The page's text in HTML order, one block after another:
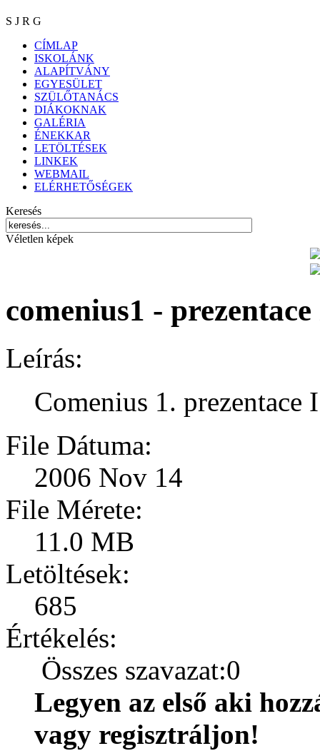
S J R G
CÍMLAP
ISKOLÁNK
ALAPÍTVÁNY
EGYESÜLET
SZÜLŐTANÁCS
DIÁKOKNAK
GALÉRIA
ÉNEKKAR
LETÖLTÉSEK
LINKEK
WEBMAIL
ELÉRHETŐSÉGEK
Keresés
Véletlen képek
comenius1 -
Leírás:
Comenius 1. prezentace
File Dátuma:
2006 Nov 14
File Mérete:
11.0 MB
Letöltések:
685
Értékelés:
Összes szavazat:0
Legyen az első aki
vagy regisztráljon!